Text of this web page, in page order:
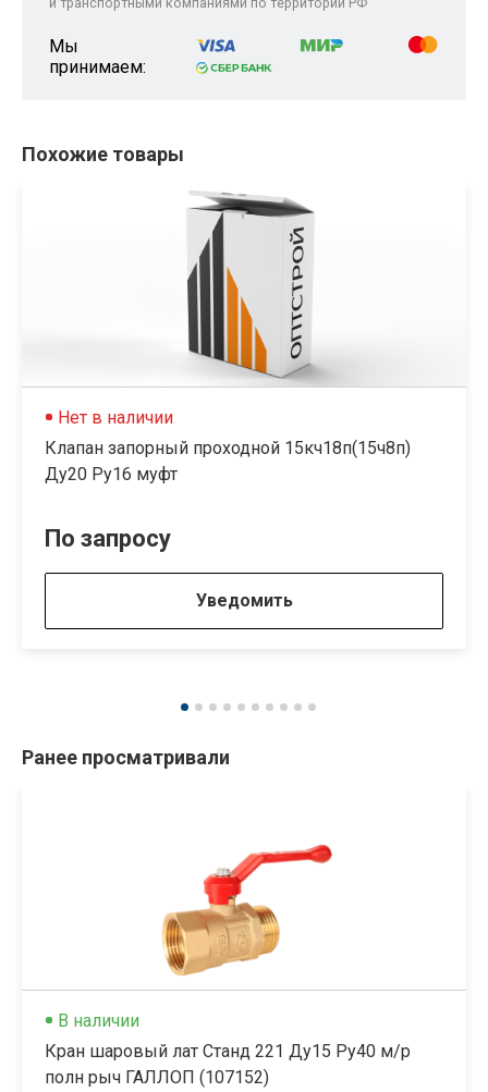
и транспортными компаниями по территории РФ
Мы
принимаем:
Похожие товары
Нет в наличии
Клапан запорный проходной 15кч18п(15ч8п)
Ду20 Ру16 муфт
По запросу
Уведомить
Ранее просматривали
В наличии
Кран шаровый лат Станд 221 Ду15 Ру40 м/р
полн рыч ГАЛЛОП (107152)